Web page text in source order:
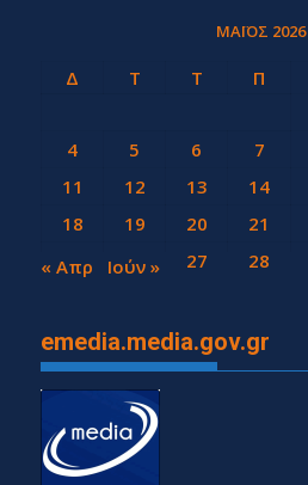
ΜΆΙΟΣ 2026
Δ Τ Τ Π
4
5 6 7
11
12 13 14
18
19 20 21
25
26 27 28
« Απρ Ιούν »
emedia.media.gov.gr